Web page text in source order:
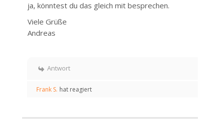
ja, könntest du das gleich mit besprechen.
Viele Grüße
Andreas
Antwort
Frank S. hat reagiert